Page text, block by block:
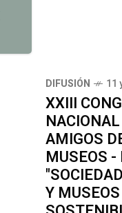
DIFUSIÓN 11
XXIII
AMIGOS
MUSEOS -
Y MUSEOS